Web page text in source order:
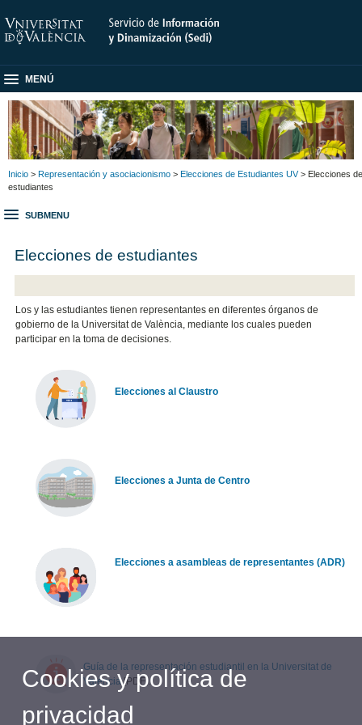
MENÚ
Inicio > Representación y asociacionismo > Elecciones de Estudiantes UV> Elecciones de
estudiantes
SUBMENU
Elecciones de estudiantes
Los y las estudiantes tienen representantes en diferentes órganos de
gobierno de la Universitat de València, mediante los cuales pueden
participar en la toma de decisiones.
Elecciones al Claustro
Elecciones a Junta de Centro
Elecciones a asambleas de representantes (ADR)
Guía de la representación estudiantil en la Universitat de
València[PDF].
Cookies y política de
privacidad